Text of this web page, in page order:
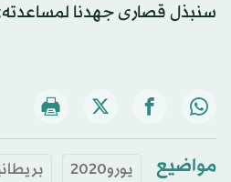
سنبذل قصارى جهدنا
مواضيع يورو2020